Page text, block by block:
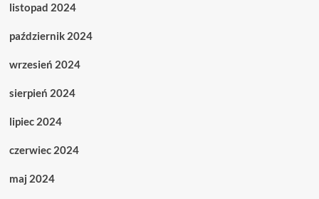
listopad 2024
październik 2024
wrzesień 2024
sierpień 2024
lipiec 2024
czerwiec 2024
maj 2024